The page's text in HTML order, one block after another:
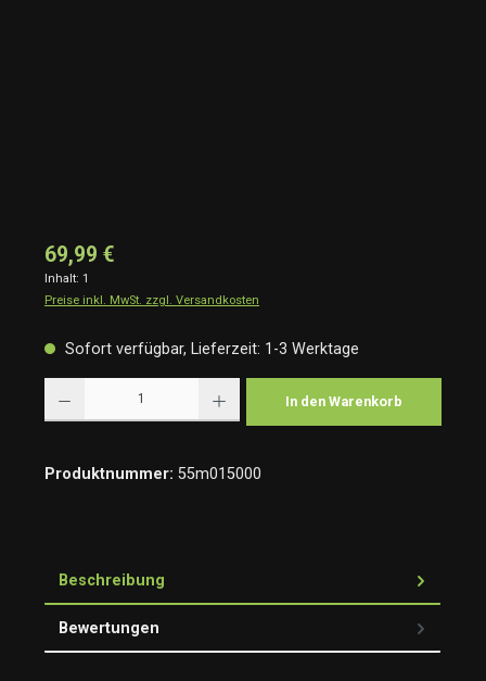
69,99 €
Inhalt: 1
Preise inkl. MwSt. zzgl. Versandkosten
Sofort verfügbar, Lieferzeit: 1-3 Werktage
In den Warenkorb
Produktnummer: 55m015000
Beschreibung
Bewertungen